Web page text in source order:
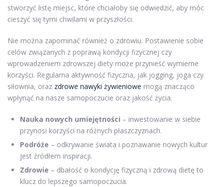
stworzyć listę miejsc, które chciałoby się odwiedzić, aby móc
cieszyć się tymi chwilami w przyszłości.
Nie można zapominać również o zdrowiu. Postawienie sobie
celów związanych z poprawą kondycji fizycznej czy
wprowadzeniem zdrowszej diety może przynieść wymierne
korzyści. Regularna aktywność fizyczna, jak jogging, joga czy
siłownia, oraz zdrowe nawyki żywieniowe mogą znacząco
wpłynąć na nasze samopoczucie oraz jakość życia.
Nauka nowych umiejętności – inwestowanie w siebie
przynosi korzyści na różnych płaszczyznach.
Podróże – odkrywanie świata i poznawanie nowych kultur
jest źródłem inspiracji.
Zdrowie – dbałość o kondycję fizyczną i zdrową dietę to
klucz do lepszego samopoczucia.